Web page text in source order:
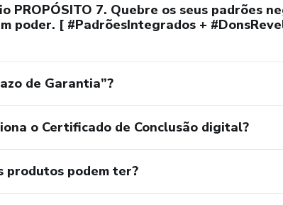
PROPÓSITO 7. Quebre os seus padrões
poder. [ #PadrõesIntegrados +
de Garantia”?
o Certificado de Conclusão digital?
produtos podem ter?